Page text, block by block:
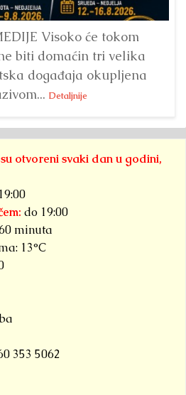
Visoko će tokom
biti domaćin tri velika
događaja okupljena
Detaljnije
otvoreni svaki dan u godini,
do 19:00
minuta
13°C
353 5062